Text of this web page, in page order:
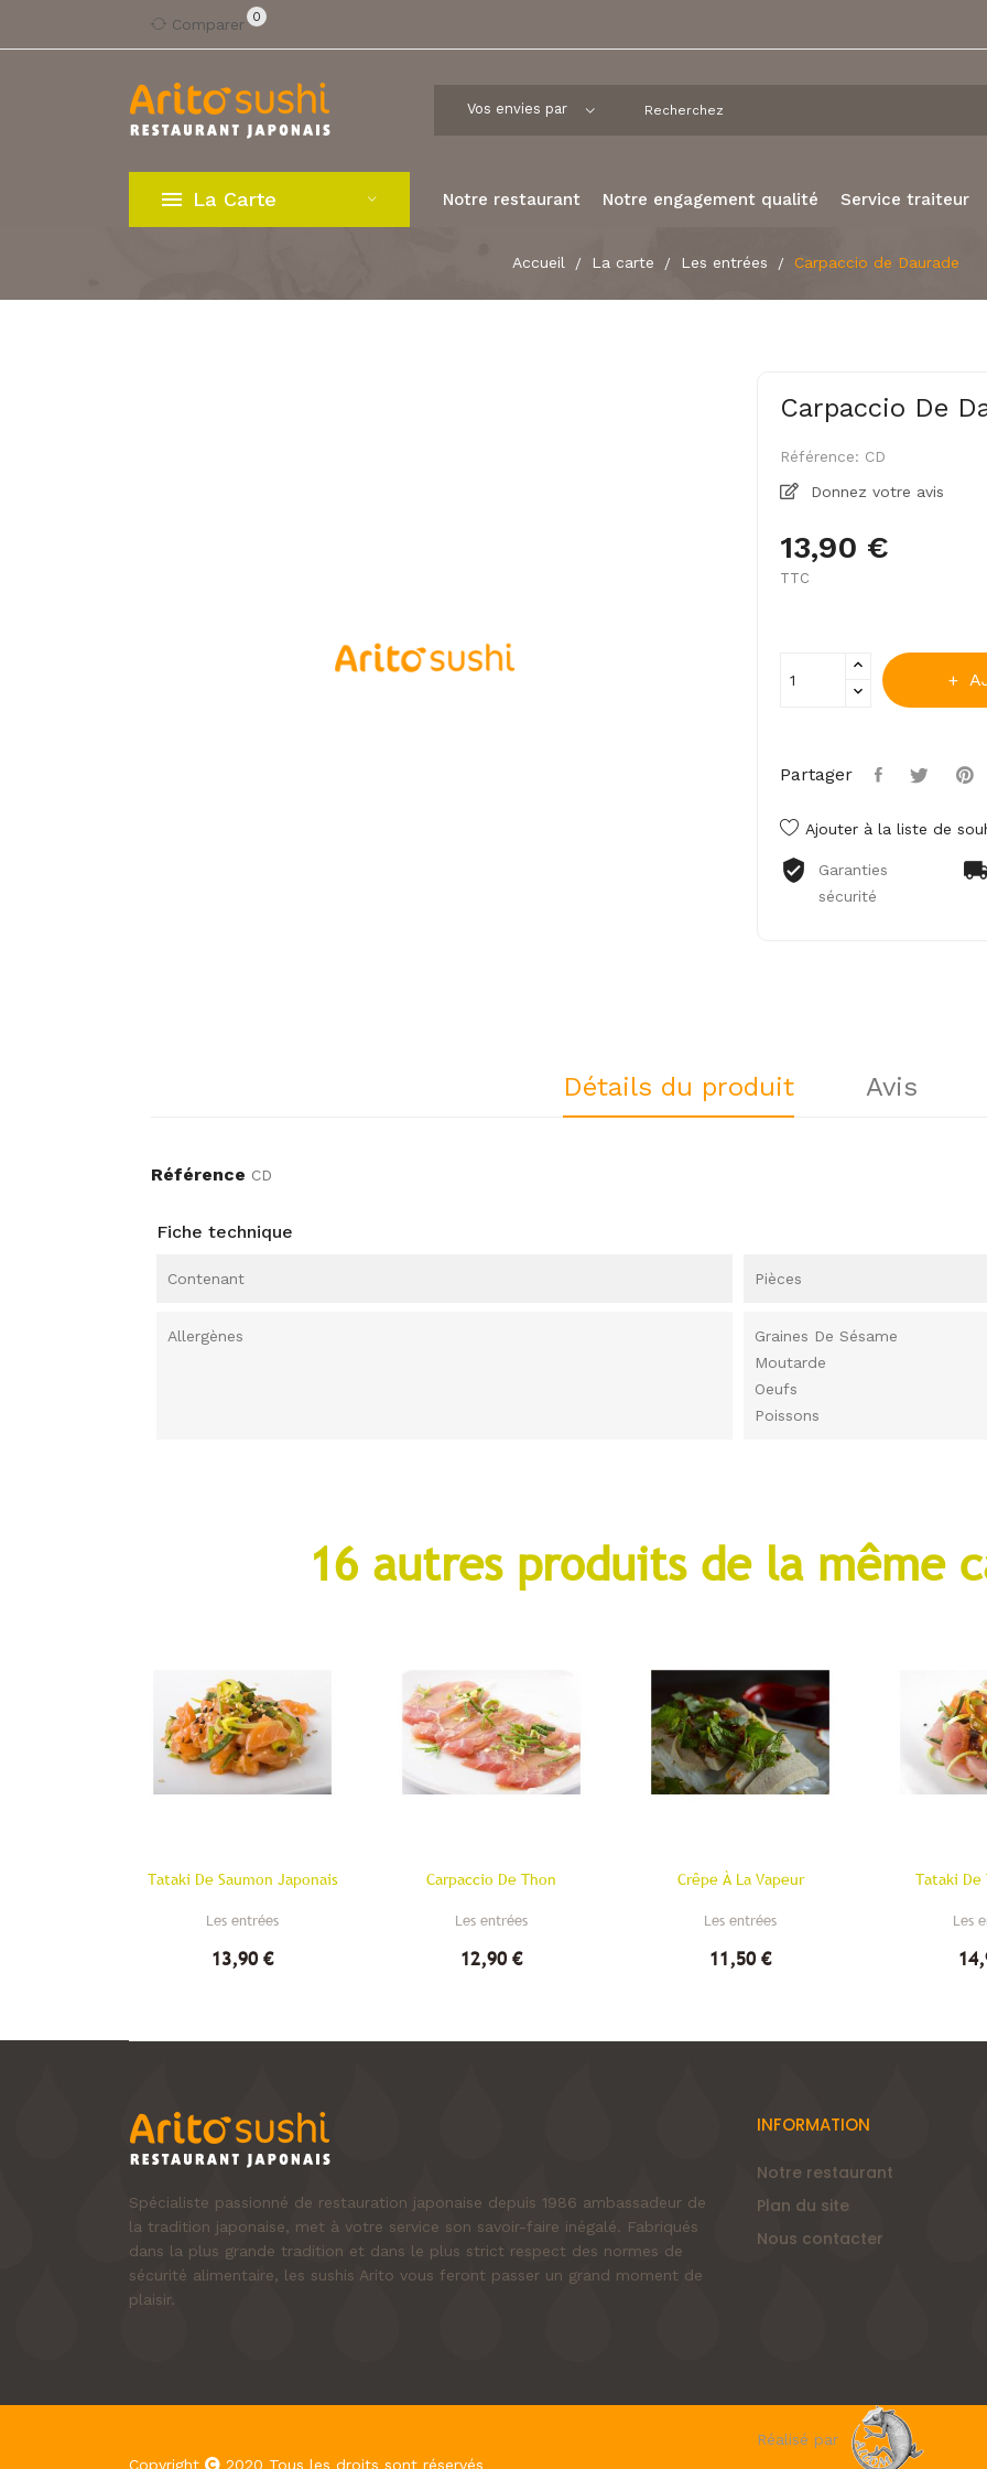
Comparer 0
La Carte Notre restaurant Notre engagement qualité Service traiteur
Accueil La carte Les entrées Carpaccio de Daurade
Carpaccio De
Référence: CD
Donnez votre avis
13,90 €
TTC
Partager
Ajouter à la liste de
Garanties
sécurité
Détails du produit Avis
Référence CD
Fiche technique
Contenant Pièces
Allergènes
Graines De Sésame
Moutarde
Oeufs
Poissons
16 autres produits de la même
Tataki De Saumon Japonais
Les entrées
13,90 €
Carpaccio De Thon
Les entrées
12,90 €
Crêpe À La Vapeur
Les entrées
11,50 €
Tataki De
Les
Spécialiste passionné de restauration japonaise depuis 1986 ambassadeur de
la tradition japonaise, met à votre service son savoir-faire inégalé. Fabriqués
dans la plus grande tradition et dans le plus strict respect des normes de
sécurité alimentaire, les sushis Arito vous feront passer un grand moment de
plaisir.
INFORMATION
Notre restaurant
Plan du site
Nous contacter
Copyright 2020 Tous les droits sont réservés
Réalisé par